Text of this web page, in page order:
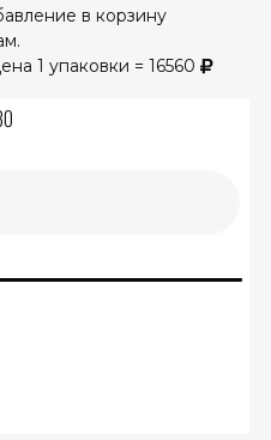
в корзину
1 упаковки = 16560